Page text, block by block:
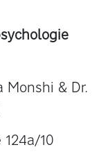
.
Monshi & Dr.
10